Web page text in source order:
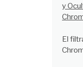
y
El